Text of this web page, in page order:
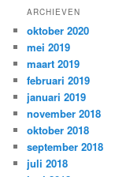
k
n
ARCHIEVEN
oktober 2020
mei 2019
maart 2019
februari 2019
januari 2019
november 2018
oktober 2018
september 2018
juli 2018